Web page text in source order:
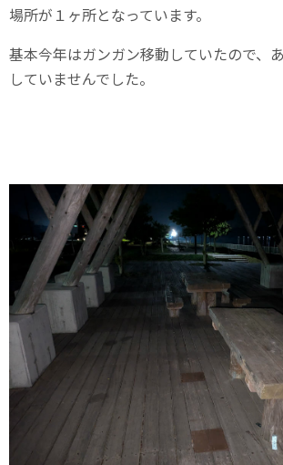
場所が１ヶ所となっています。
基本今年はガンガン移動していたので、
していませんでした。